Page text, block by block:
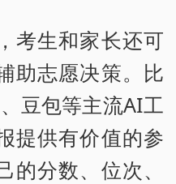
生和家长还可
助志愿决策。比
豆包等主流AI工
提供有价值的参
分数、位次、